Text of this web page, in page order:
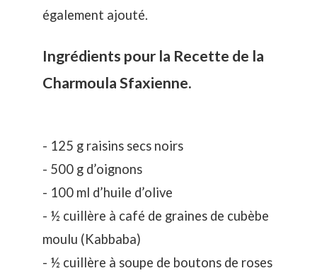
également ajouté.
Ingrédients pour la Recette de la
Charmoula Sfaxienne.
- 125 g raisins secs noirs
- 500 g d’oignons
- 100 ml d’huile d’olive
- ½ cuillère à café de graines de cubèbe
moulu (Kabbaba)
- ½ cuillère à soupe de boutons de roses